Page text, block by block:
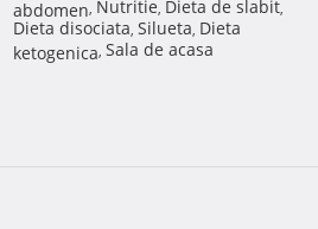
abdomen, Nutritie, Dieta de slabit,
Dieta disociata, Silueta, Dieta
ketogenica, Sala de acasa